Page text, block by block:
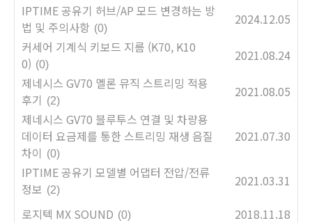
IPTIME 공유기 허브/AP 모드 변경하는 방
법 및 주의사항 (0)
2024.12.05
커세어 기계식 키보드 지름 (K70, K10
0) (0)
2021.08.24
제네시스 GV70 멜론 뮤직 스트리밍 적용
후기 (2)
2021.08.05
제네시스 GV70 블루투스 연결 및 차량용
데이터 요금제를 통한 스트리밍 재생 음질
차이 (0)
2021.07.30
IPTIME 공유기 모델별 어댑터 전압/전류
정보 (2)
2021.03.31
로지텍 MX SOUND (0)
2018.11.18